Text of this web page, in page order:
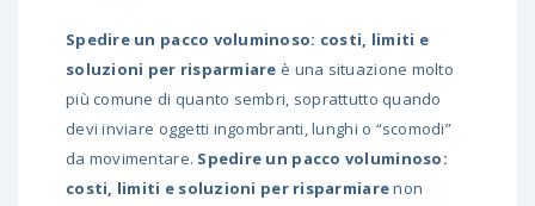
Spedire un pacco voluminoso: costi, limiti e
soluzioni per risparmiare è una situazione molto
più comune di quanto sembri, soprattutto quando
devi inviare oggetti ingombranti, lunghi o “scomodi”
da movimentare. Spedire un pacco voluminoso:
costi, limiti e soluzioni per risparmiarenon